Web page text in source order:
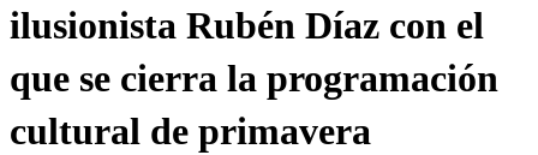
ilusionista Rubén Díaz con el
que se cierra la programación
cultural de primavera